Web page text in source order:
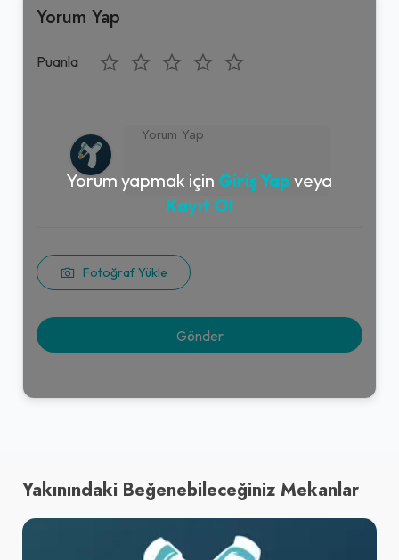
Yorum Yap
Puanla
Fotoğraf Yükle
Yorum yapmak için Giriş Yap veya
Kayıt Ol
Yakınındaki Beğenebileceğiniz Mekanlar